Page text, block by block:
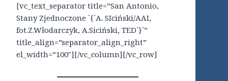
[vc_text_separator title=”San Antonio,
Stany Zjednoczone `{`A. SIciński/AAI,
fot.Z.Włodarczyk, A.Siciński, TED`}`”
title_align=”separator_align_right”
el_width=”100″][/vc_column][/vc_row]